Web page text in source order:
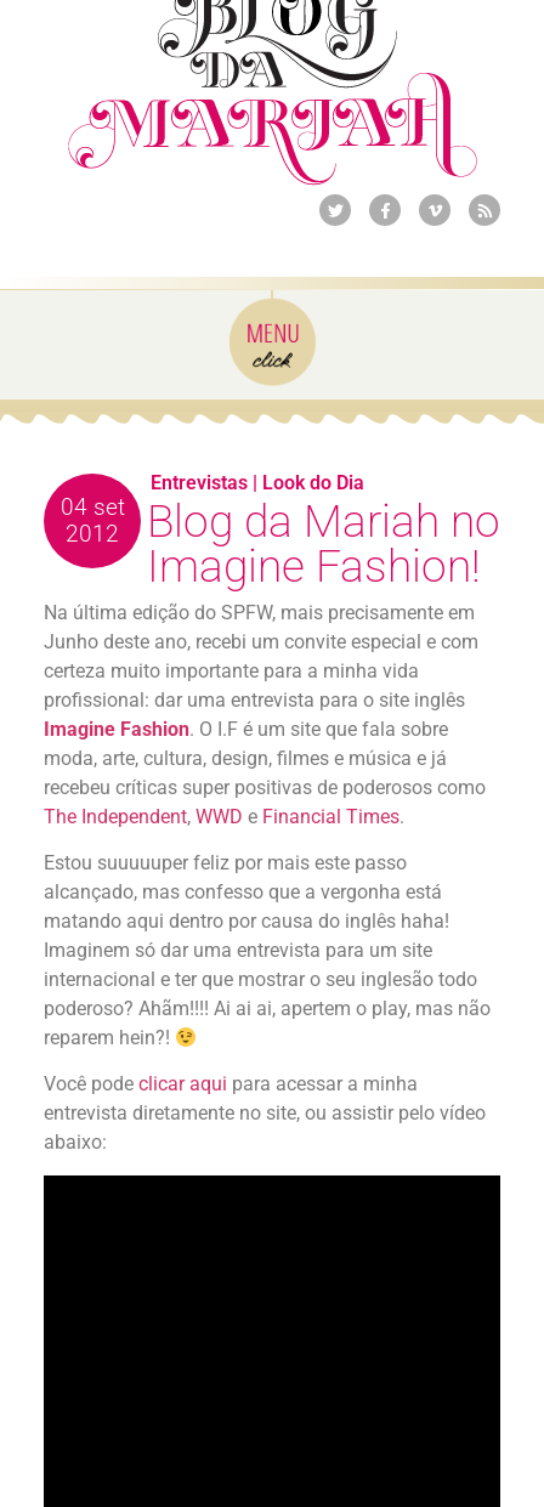
04 set
2012
Blog da Mariah no
Imagine Fashion!
Na última edição do SPFW, mais precisamente em
Junho deste ano, recebi um convite especial e com
certeza muito importante para a minha vida
profissional: dar uma entrevista para o site inglês
Imagine Fashion. O I.F é um site que fala sobre
moda, arte, cultura, design, filmes e música e já
recebeu críticas super positivas de poderosos como
The Independent, WWD e Financial Times.
Estou suuuuuper feliz por mais este passo
alcançado, mas confesso que a vergonha está
matando aqui dentro por causa do inglês haha!
Imaginem só dar uma entrevista para um site
internacional e ter que mostrar o seu inglesão todo
poderoso? Ahãm!!!! Ai ai ai, apertem o play, mas não
reparem hein?!
Você pode clicar aqui para acessar a minha
entrevista diretamente no site, ou assistir pelo vídeo
abaixo:
Entrevistas | Look do Dia